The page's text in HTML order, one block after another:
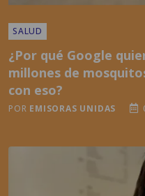
SALUD
¿Por qué Google
millones de
con eso?
POR EMISORAS UNIDAS